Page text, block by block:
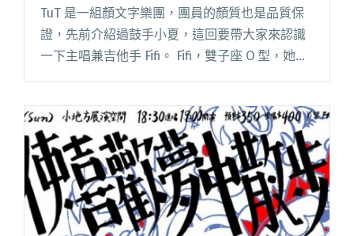
TuT 是一組顏文字樂團，團員的顏質也是品質保
證，先前介紹過鼓手小夏，這回要帶大家來認識
一下主唱兼吉他手 Fifi。 Fifi，雙子座 O 型，她形
鞋與 D閱讀全文 "夢幻系真人版芭比娃娃 ── TuT
主唱兼吉他手 Fifi"